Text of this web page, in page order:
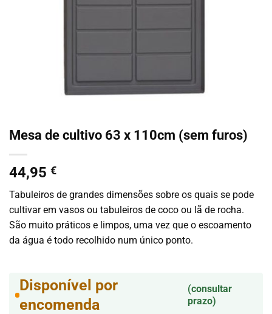
Mesa de cultivo 63 x 110cm (sem furos)
44,95 €
Tabuleiros de grandes dimensões sobre os quais se pode
cultivar em vasos ou tabuleiros de coco ou lã de rocha.
São muito práticos e limpos, uma vez que o escoamento
da água é todo recolhido num único ponto.
Disponível por
encomenda
(consultar
prazo)